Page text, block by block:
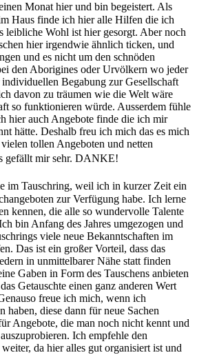
Monat hier und bin begeistert. Als
Haus finde ich hier alle Hilfen die ich
leibliche Wohl ist hier gesorgt. Aber noch
hier irgendwie ähnlich ticken, und
und es nicht um den schnöden
den Aborigines oder Urvölkern wo jeder
Begabung zur Gesellschaft
davon zu träumen wie die Welt wäre
so funktionieren würde. Ausserdem fühle
hier auch Angebote finde die ich mir
hätte. Deshalb freu ich mich das es mich
tollen Angeboten und netten
gefällt mir sehr. DANKE!
im Tauschring, weil ich in kurzer Zeit ein
zur Verfügung habe. Ich lerne
kennen, die alle so wundervolle Talente
bin Anfang des Jahres umgezogen und
viele neue Bekanntschaften im
Das ist ein großer Vorteil, dass das
in unmittelbarer Nähe statt finden
Gaben in Form des Tauschens anbieten
Getauschte einen ganz anderen Wert
freue ich mich, wenn ich
haben, diese dann für neue Sachen
Angebote, die man noch nicht kennt und
Ich empfehle den
da hier alles gut organisiert ist und